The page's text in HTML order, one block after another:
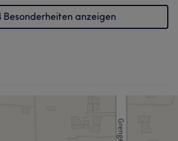
Besonderheiten anzeigen